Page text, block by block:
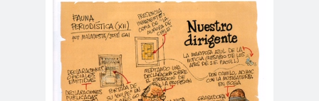
#Noticias #Elecciones
#CandidaturasConsejoNacional
#Colegiodeperiodistas
#Destacado #Importante
#Noticias #Elecciones